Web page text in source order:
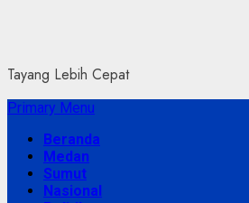
Tayang Lebih Cepat
Primary Menu
Beranda
Medan
Sumut
Nasional